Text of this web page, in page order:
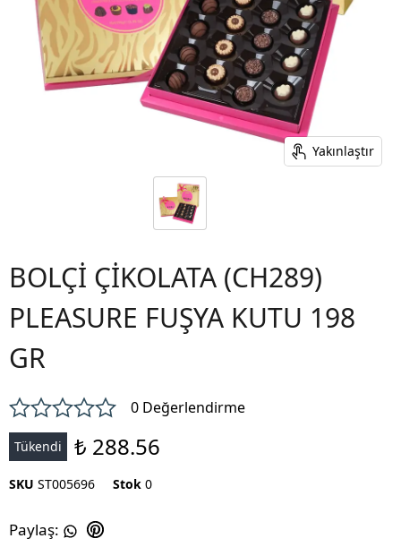
Yakınlaştır
BOLÇİ ÇİKOLATA (CH289)
PLEASURE FUŞYA KUTU 198
GR
0 Değerlendirme
Tükendi ₺ 288.56
SKU ST005696 Stok 0
Paylaş: